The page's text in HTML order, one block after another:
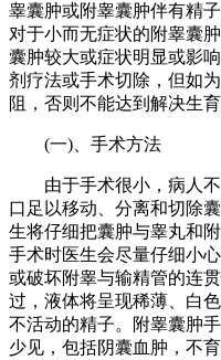
睾囊肿或附睾囊肿伴有精
对于小而无症状的附睾囊
囊肿较大或症状明显或影
剂疗法或手术切除，但如
阻，否则不能达到解决生育
(一)、手术方法
由于手术很小，病人不
口足以移动、分离和切除
生将仔细把囊肿与睾丸和
手术时医生会尽量仔细小
或破坏附睾与输精管的连
过，液体将呈现稀薄、白
不活动的精子。附睾囊肿
少见，包括阴囊血肿，不